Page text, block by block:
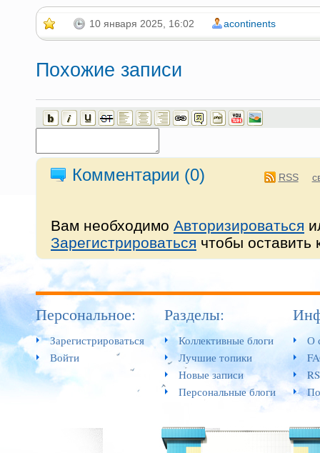
10 января 2025, 16:02 acontinents
Похожие записи
Комментарии (0) RSS
Вам необходимо Авторизироваться
Зарегистрироваться чтобы оставить
Персональное:
Зарегистрироваться
Войти
Разделы:
Коллективные блоги
Лучшие топики
Новые записи
Персональные блоги
О